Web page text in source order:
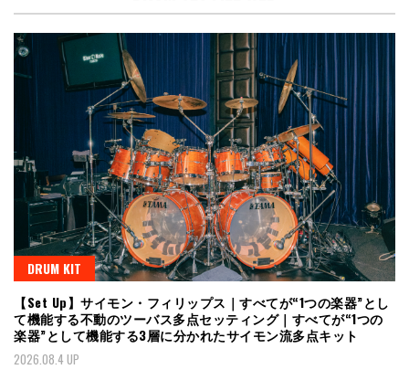
DRUM KIT
【Set Up】サイモン・フィリップス｜すべてが“1つの楽器”とし
て機能する不動のツーバス多点セッティング｜すべてが“1つの
楽器”として機能する3層に分かれたサイモン流多点キット
2026.08.4 UP